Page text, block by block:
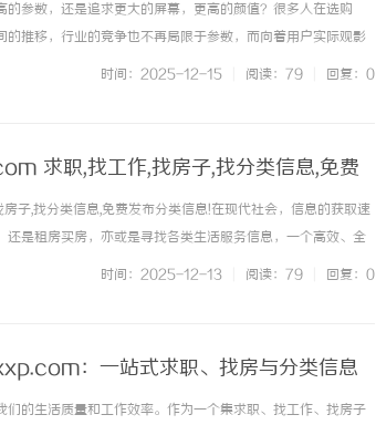
参数，还是追求更大的屏幕，更高的颜值？很多人在选购
推移，行业的竞争也不再局限于参数，而向着用户实际观影
，不是客厅的“技术标签”而是一台能融入生活场景、在每
时间：2025-12-15 阅读：79 回复：0
求职,找工作,找房子,找分类信息,免费
子,找分类信息,免费发布分类信息!在现代社会，信息的获取速
是租房买房，亦或是寻找各类生活服务信息，一个高效、全
（zjxxp.com）正是这样一个为您量身打造的优质平台，帮助
时间：2025-12-13 阅读：79 回复：0
：一站式求职、找房与分类信息
的生活质量和工作效率。作为一个集求职、找工作、找房子